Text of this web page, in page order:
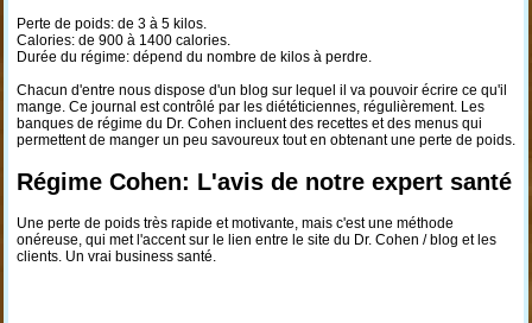
Perte de poids: de 3 à 5 kilos.
Calories: de 900 à 1400 calories.
Durée du régime: dépend du nombre de kilos à perdre.
Chacun d'entre nous dispose d'un blog sur lequel il va pouvoir écrire ce qu'il
mange. Ce journal est contrôlé par les diététiciennes, régulièrement. Les
banques de régime du Dr. Cohen incluent des recettes et des menus qui
permettent de manger un peu savoureux tout en obtenant une perte de poids.
Régime Cohen: L'avis de notre expert santé
Une perte de poids très rapide et motivante, mais c'est une méthode
onéreuse, qui met l'accent sur le lien entre le site du Dr. Cohen / blog et les
clients. Un vrai business santé.